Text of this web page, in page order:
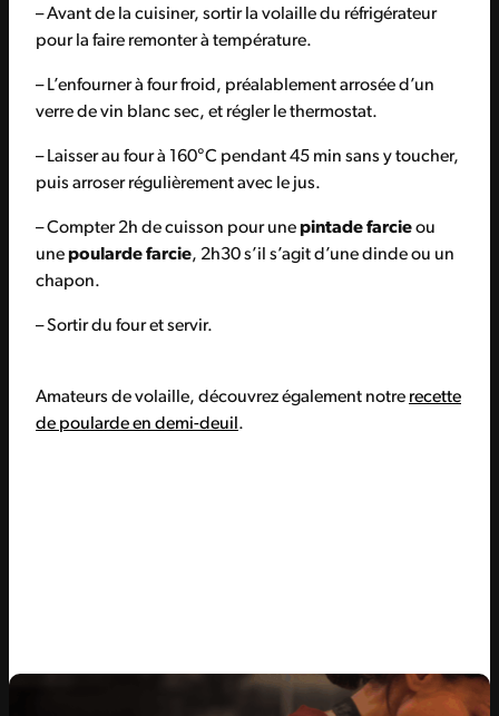
– Avant de la cuisiner, sortir la volaille du réfrigérateur
pour la faire remonter à température.
– L’enfourner à four froid, préalablement arrosée d’un
verre de vin blanc sec, et régler le thermostat.
– Laisser au four à 160°C pendant 45 min sans y toucher,
puis arroser régulièrement avec le jus.
– Compter 2h de cuisson pour unepintade farcieou
unepoularde farcie, 2h30 s’il s’agit d’une dinde ou un
chapon.
– Sortir du four et servir.
Amateurs de volaille, découvrez également notre recette
de poularde en demi-deuil .